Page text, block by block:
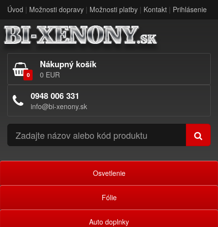
Úvod | Možnosti dopravy | Možnosti platby | Kontakt | Prihlásenie
0
Nákupný košík
0 EUR
0948 006 331
info@bi-xenony.sk
Osvetlenie
Fólie
Auto doplnky